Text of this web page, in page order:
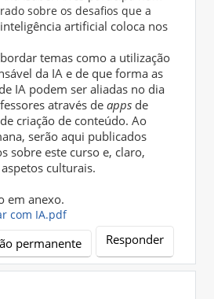
sobre os desafios que a
artificial coloca nos
temas como a utilização
da IA e de que forma as
IA podem ser aliadas no dia
através de apps de
criação de conteúdo. Ao
serão aqui publicados
sobre este curso e, claro,
culturais.
em anexo.
com IA.pdf
permanente Responder